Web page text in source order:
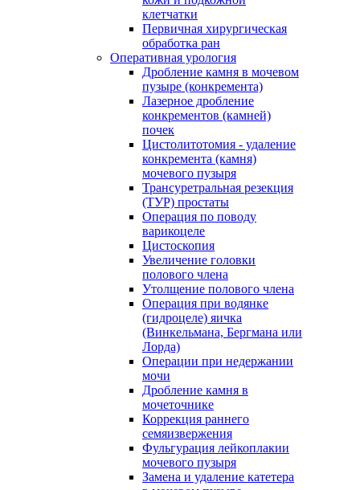
клетчатки
Первичная хирургическая
обработка ран
Оперативная урология
Дробление камня в мочевом
пузыре (конкремента)
Лазерное дробление
конкрементов (камней)
почек
Цистолитотомия - удаление
конкремента (камня)
мочевого пузыря
Трансуретральная резекция
(ТУР) простаты
Операция по поводу
варикоцеле
Цистоскопия
Увеличение головки
полового члена
Утолщение полового члена
Операция при водянке
(гидроцеле) яичка
(Винкельмана, Бергмана или
Лорда)
Операции при недержании
мочи
Дробление камня в
мочеточнике
Коррекция раннего
семяизвержения
Фульгурация лейкоплакии
мочевого пузыря
Замена и удаление катетера